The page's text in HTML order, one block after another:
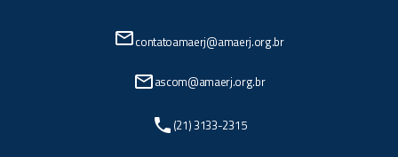
mail_outlinecontatoamaerj@amaerj.org.br
mail_outlineascom@amaerj.org.br
phone (21) 3133-2315